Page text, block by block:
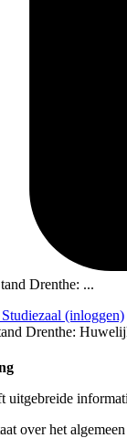
Drenthe: ...
(inloggen)
Drenthe:
uitgebreide
over het